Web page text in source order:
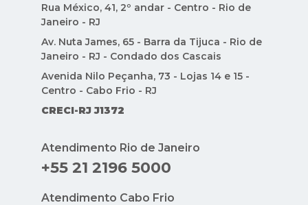
Rua México, 41, 2º andar - Centro - Rio de
Janeiro - RJ
Av. Nuta James, 65 - Barra da Tijuca - Rio de
Janeiro - RJ - Condado dos Cascais
Avenida Nilo Peçanha, 73 - Lojas 14 e 15 -
Centro - Cabo Frio - RJ
CRECI-RJ J1372
Atendimento Rio de Janeiro
+55 21 2196 5000
Atendimento Cabo Frio